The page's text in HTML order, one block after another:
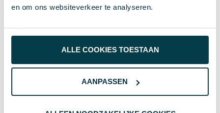
en om ons websiteverkeer te analyseren.
ALLE COOKIES TOESTAAN
AANPASSEN
Kleur wit
Hoogte 2.8 cm
2.8 cm
Lengte 6 cm
Geschenkverpakking